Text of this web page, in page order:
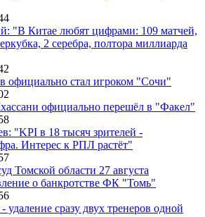
"В Китае любят цифрами: 109 матчей,
2 серебра, полтора миллиарда
официально стал игроком "Сочи"
официально перешёл в "Факел"
"KPI в 18 тысяч зрителей -
Интерес к РПЛ растёт"
Томской области 27 августа
о банкротстве ФК "Томь"
удаление сразу двух тренеров одной